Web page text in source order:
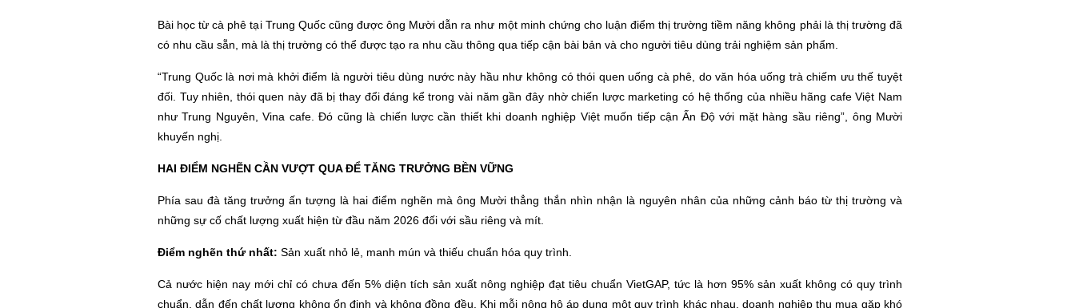
Bài học từ cà phê tại Trung Quốc cũng được ông Mười dẫn ra như một minh chứng cho luận điểm thị trường tiềm năng không phải là thị trường đã
có nhu cầu sẵn, mà là thị trường có thể được tạo ra nhu cầu thông qua tiếp cận bài bản và cho người tiêu dùng trải nghiệm sản phẩm.
“Trung Quốc là nơi mà khởi điểm là người tiêu dùng nước này hầu như không có thói quen uống cà phê, do văn hóa uống trà chiếm ưu thế tuyệt
đối. Tuy nhiên, thói quen này đã bị thay đổi đáng kể trong vài năm gần đây nhờ chiến lược marketing có hệ thống của nhiều hãng cafe Việt Nam
như Trung Nguyên, Vina cafe. Đó cũng là chiến lược cần thiết khi doanh nghiệp Việt muốn tiếp cận Ấn Độ với mặt hàng sầu riêng”, ông Mười
khuyến nghị.
HAI ĐIỂM NGHẼN CẦN VƯỢT QUA ĐỂ TĂNG TRƯỞNG BỀN VỮNG
Phía sau đà tăng trưởng ấn tượng là hai điểm nghẽn mà ông Mười thẳng thắn nhìn nhận là nguyên nhân của những cảnh báo từ thị trường và
những sự cố chất lượng xuất hiện từ đầu năm 2026 đối với sầu riêng và mít.
Điểm nghẽn thứ nhất: Sản xuất nhỏ lẻ, manh mún và thiếu chuẩn hóa quy trình.
Cả nước hiện nay mới chỉ có chưa đến 5% diện tích sản xuất nông nghiệp đạt tiêu chuẩn VietGAP, tức là hơn 95% sản xuất không có quy trình
chuẩn, dẫn đến chất lượng không ổn định và không đồng đều. Khi mỗi nông hộ áp dụng một quy trình khác nhau, doanh nghiệp thu mua gặp khó